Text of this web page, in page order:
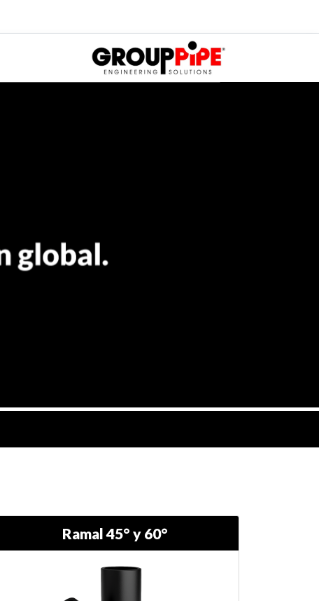
Ramal 45° y 60°